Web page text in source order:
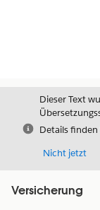
Schließen
Dieser Text
Details finden
Nicht jetzt
Versicherung
Inhalt
Inhalt